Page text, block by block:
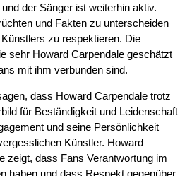
der Sänger ist weiterhin aktiv.
und Fakten zu unterscheiden
zu respektieren. Die
sehr Howard Carpendale geschätzt
mit ihm verbunden sind.
dass Howard Carpendale trotz
für Beständigkeit und Leidenschaft
und seine Persönlichkeit
Künstler. Howard
zeigt, dass Fans Verantwortung im
haben und dass Respekt gegenüber